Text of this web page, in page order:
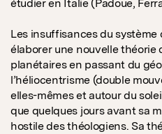
étudier en Italie (Padoue,
Les insuffisances du système
élaborer une nouvelle théorie
planétaires en passant du
l’héliocentrisme (double
elles-mêmes et autour du
que quelques jours avant sa
hostile des théologiens. Sa